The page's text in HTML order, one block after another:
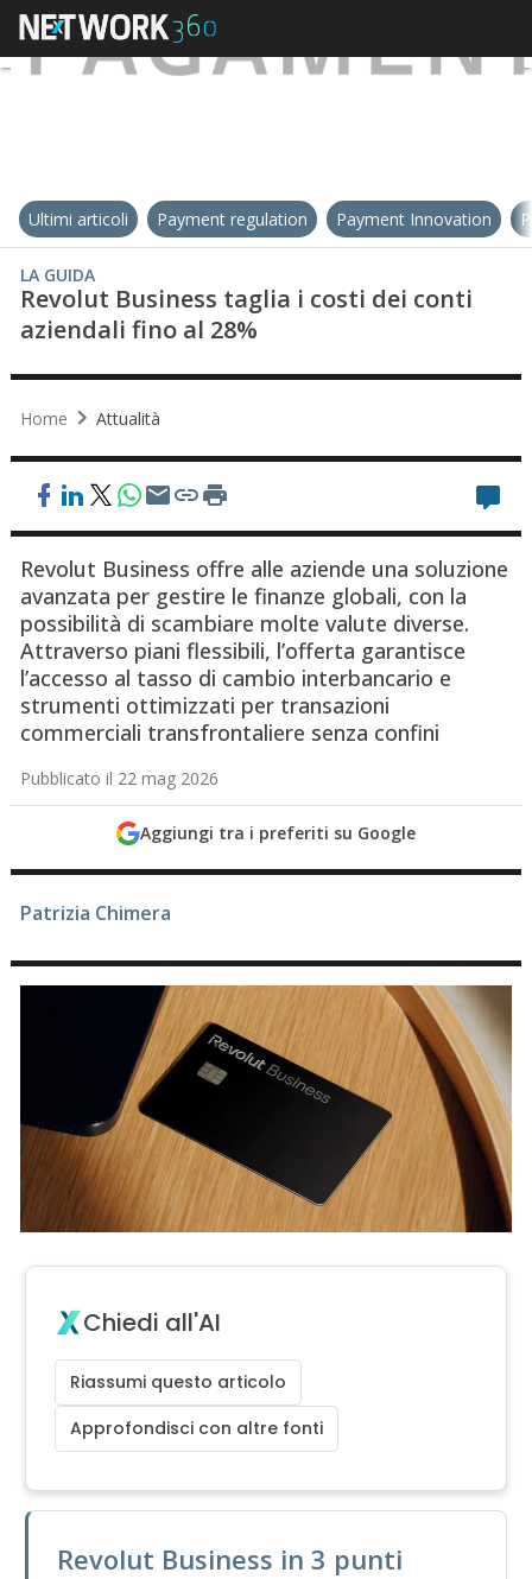
Ultimi articoli Payment regulation Payment Innovation
LA GUIDA
Revolut Business taglia i costi dei conti
aziendali fino al 28%
Home Attualità
Revolut Business offre alle aziende una soluzione
avanzata per gestire le finanze globali, con la
possibilità di scambiare molte valute diverse.
Attraverso piani flessibili, l’offerta garantisce
l’accesso al tasso di cambio interbancario e
strumenti ottimizzati per transazioni
commerciali transfrontaliere senza confini
Pubblicato il 22 mag 2026
Aggiungi tra i preferiti su Google
Patrizia Chimera
Chiedi all'AI
Riassumi questo articolo
Approfondisci con altre fonti
Revolut Business in 3 punti